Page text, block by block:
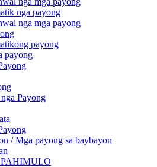
nga payong
nga mga payong
payong
payong
Payong
/ Mga payong sa baybayon